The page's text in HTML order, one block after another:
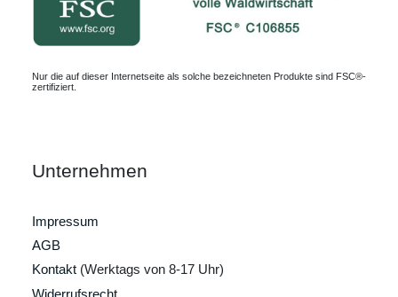
Nur die auf dieser Internetseite als solche bezeichneten Produkte sind FSC®-
zertifiziert.
Unternehmen
Impressum
AGB
Kontakt (Werktags von 8-17 Uhr)
Widerrufsrecht